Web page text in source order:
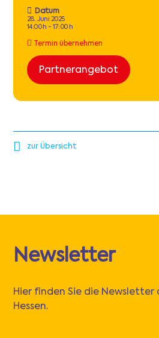
Datum
28. Juni 2025
14:00 h - 17:00 h
Termin übernehmen
Partnerangebot
zur Übersicht
Newsletter
Hier finden Sie die Newsletter
Hessen.